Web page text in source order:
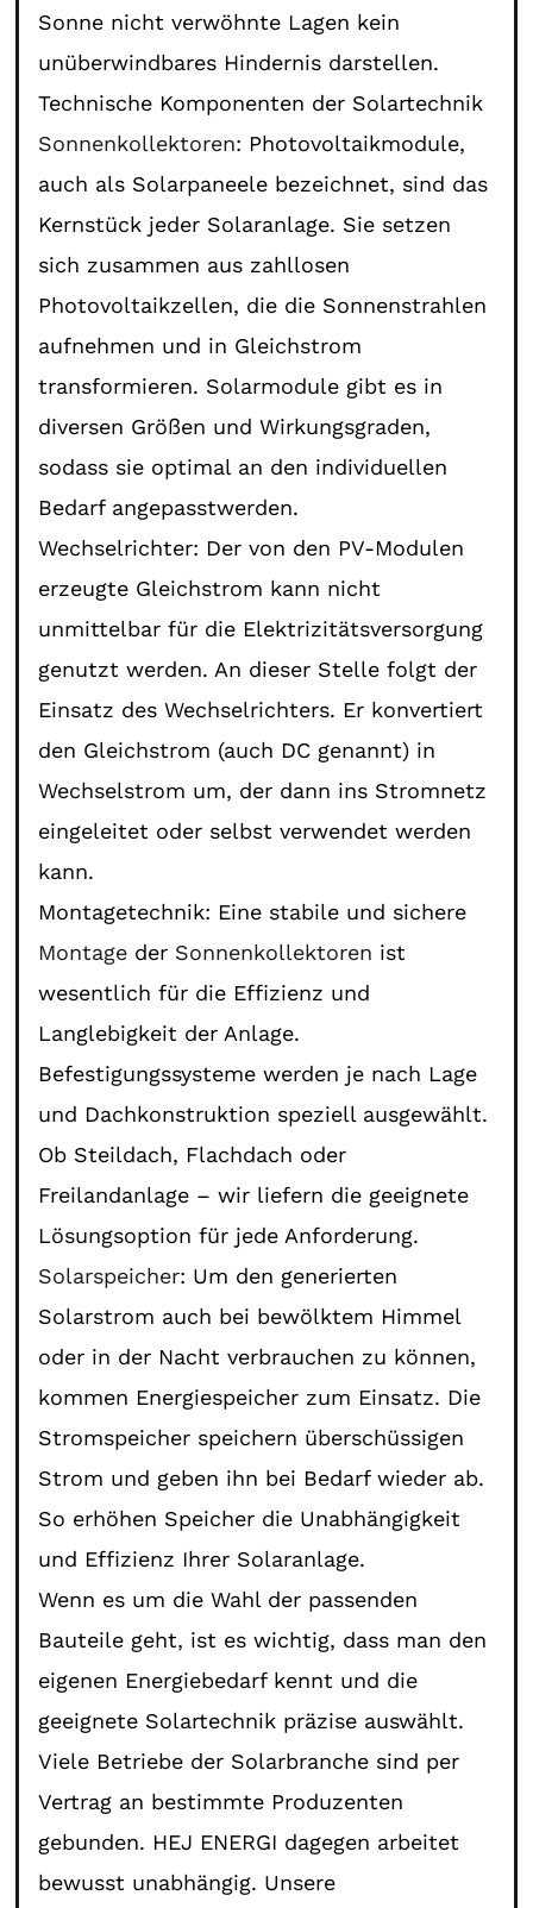
Sonne nicht verwöhnte Lagen kein
unüberwindbares Hindernis darstellen.
Technische Komponenten der Solartechnik
Sonnenkollektoren: Photovoltaikmodule,
auch als Solarpaneele bezeichnet, sind das
Kernstück jeder Solaranlage. Sie setzen
sich zusammen aus zahllosen
Photovoltaikzellen, die die Sonnenstrahlen
aufnehmen und in Gleichstrom
transformieren. Solarmodule gibt es in
diversen Größen und Wirkungsgraden,
sodass sie optimal an den individuellen
Bedarf angepasstwerden.
Wechselrichter: Der von den PV-Modulen
erzeugte Gleichstrom kann nicht
unmittelbar für die Elektrizitätsversorgung
genutzt werden. An dieser Stelle folgt der
Einsatz des Wechselrichters. Er konvertiert
den Gleichstrom (auch DC genannt) in
Wechselstrom um, der dann ins Stromnetz
eingeleitet oder selbst verwendet werden
kann.
Montagetechnik: Eine stabile und sichere
Montage der Sonnenkollektoren ist
wesentlich für die Effizienz und
Langlebigkeit der Anlage.
Befestigungssysteme werden je nach Lage
und Dachkonstruktion speziell ausgewählt.
Ob Steildach, Flachdach oder
Freilandanlage – wir liefern die geeignete
Lösungsoption für jede Anforderung.
Solarspeicher: Um den generierten
Solarstrom auch bei bewölktem Himmel
oder in der Nacht verbrauchen zu können,
kommen Energiespeicher zum Einsatz. Die
Stromspeicher speichern überschüssigen
Strom und geben ihn bei Bedarf wieder ab.
So erhöhen Speicher die Unabhängigkeit
und Effizienz Ihrer Solaranlage.
Wenn es um die Wahl der passenden
Bauteile geht, ist es wichtig, dass man den
eigenen Energiebedarf kennt und die
geeignete Solartechnik präzise auswählt.
Viele Betriebe der Solarbranche sind per
Vertrag an bestimmte Produzenten
gebunden. HEJ ENERGI dagegen arbeitet
bewusst unabhängig. Unsere